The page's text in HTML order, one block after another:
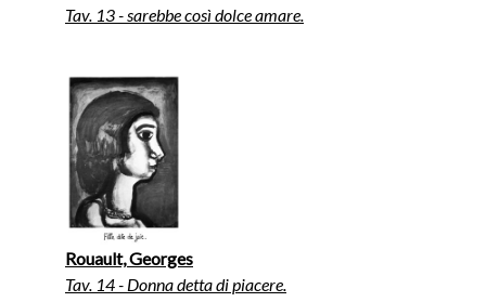
Tav. 13 - sarebbe così dolce amare.
Rouault, Georges
Tav. 14 - Donna detta di piacere.